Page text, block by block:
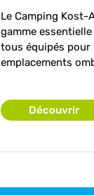
Le Camping
gamme
tous équipés pour
emplacements
Découvrir